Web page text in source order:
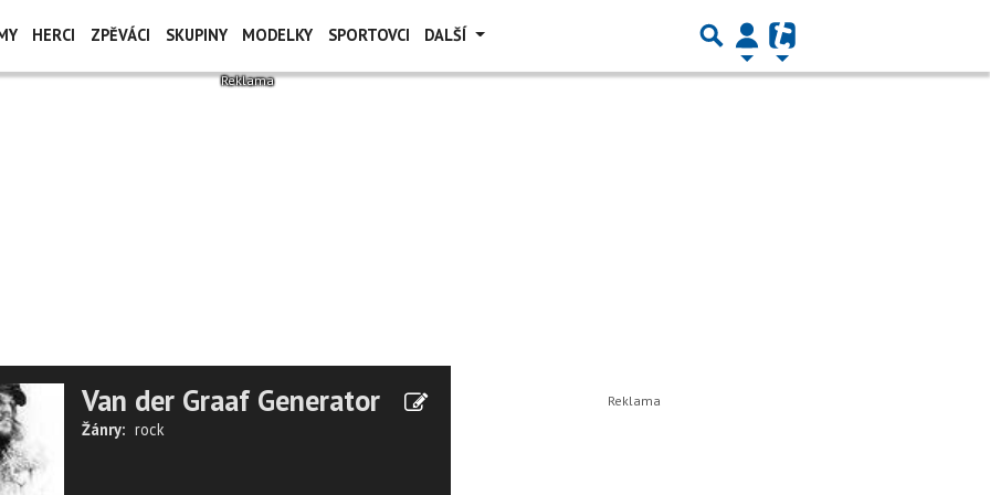
HERCI ZPĚVÁCI SKUPINY MODELKY SPORTOVCI DALŠÍ
Van der Graaf Generator
Žánry: rock